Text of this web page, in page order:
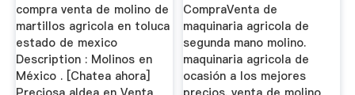
compra venta de molino de
martillos agricola en toluca
estado de mexico
Description : Molinos en
México . [Chatea ahora]
CompraVenta de
maquinaria agricola de
segunda mano molino.
maquinaria agricola de
ocasión a los mejores